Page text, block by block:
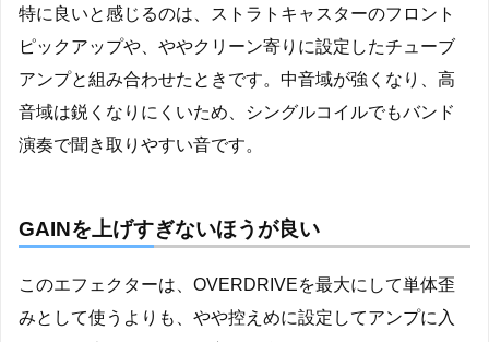
特に良いと感じるのは、ストラトキャスターのフロント
ピックアップや、ややクリーン寄りに設定したチューブ
アンプと組み合わせたときです。中音域が強くなり、高
音域は鋭くなりにくいため、シングルコイルでもバンド
演奏で聞き取りやすい音です。
GAINを上げすぎないほうが良い
このエフェクターは、OVERDRIVEを最大にして単体歪
みとして使うよりも、やや控えめに設定してアンプに入